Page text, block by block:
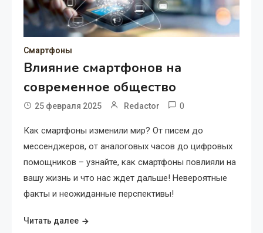
Смартфоны
Влияние смартфонов на
современное общество
25 февраля 2025 Redactor 0
Как смартфоны изменили мир? От писем до
мессенджеров, от аналоговых часов до цифровых
помощников – узнайте, как смартфоны повлияли на
вашу жизнь и что нас ждет дальше! Невероятные
факты и неожиданные перспективы!
Читать далее